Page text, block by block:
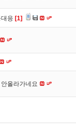
응 [1]
올라가네요